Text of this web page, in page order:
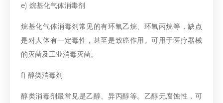
e) 烷基化气体消毒剂
烷基化气体消毒剂常见的有环氧乙烷、环氧丙烷等，缺点
是对人体有一定毒性，甚至是致癌作用。可用于医疗器械
的灭菌及工业消毒灭菌。
f) 醇类消毒剂
醇类消毒剂最常见是乙醇、异丙醇等。乙醇无腐蚀性，可